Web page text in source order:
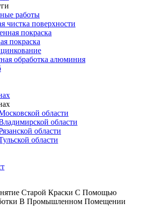
работы
чистка поверхности
покраска
покраска
обработка алюминия
области
области
области
области
Старой Краски С Помощью
В Промышленном Помещении